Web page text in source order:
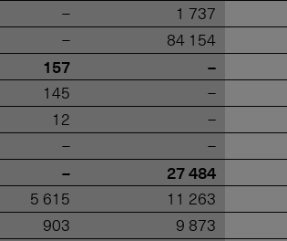
– 1 737
– 84 154
157 –
145 –
12 –
– –
– 27 484
5 615 11 263
903 9 873